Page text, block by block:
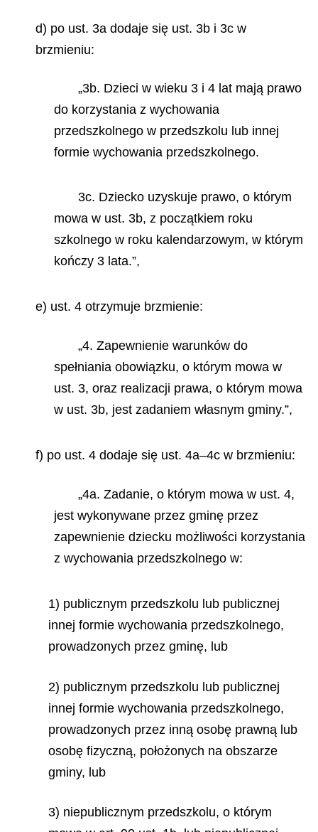
d) po ust. 3a dodaje się ust. 3b i 3c w
brzmieniu:
„3b. Dzieci w wieku 3 i 4 lat mają prawo
do korzystania z wychowania
przedszkolnego w przedszkolu lub innej
formie wychowania przedszkolnego.
3c. Dziecko uzyskuje prawo, o którym
mowa w ust. 3b, z początkiem roku
szkolnego w roku kalendarzowym, w którym
kończy 3 lata.”,
e) ust. 4 otrzymuje brzmienie:
„4. Zapewnienie warunków do
spełniania obowiązku, o którym mowa w
ust. 3, oraz realizacji prawa, o którym mowa
w ust. 3b, jest zadaniem własnym gminy.”,
f) po ust. 4 dodaje się ust. 4a–4c w brzmieniu:
„4a. Zadanie, o którym mowa w ust. 4,
jest wykonywane przez gminę przez
zapewnienie dziecku możliwości korzystania
z wychowania przedszkolnego w:
1) publicznym przedszkolu lub publicznej
innej formie wychowania przedszkolnego,
prowadzonych przez gminę, lub
2) publicznym przedszkolu lub publicznej
innej formie wychowania przedszkolnego,
prowadzonych przez inną osobę prawną lub
osobę fizyczną, położonych na obszarze
gminy, lub
3) niepublicznym przedszkolu, o którym